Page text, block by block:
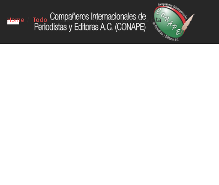
Home Todo José Cárdel Murrieta, líder agrarista